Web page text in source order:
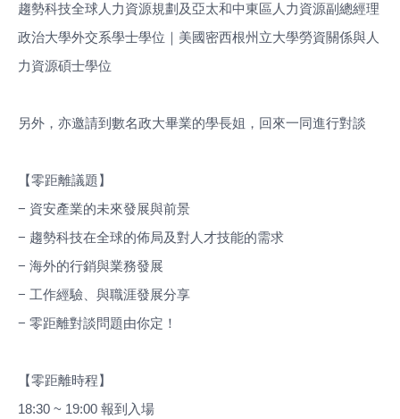
趨勢科技全球人力資源規劃及亞太和中東區人力資源副總經理
政治大學外交系學士學位｜美國密西根州立大學勞資關係與人
力資源碩士學位
另外，亦邀請到數名政大畢業的學長姐，回來一同進行對談
【零距離議題】
− 資安產業的未來發展與前景
− 趨勢科技在全球的佈局及對人才技能的需求
− 海外的行銷與業務發展
− 工作經驗、與職涯發展分享
− 零距離對談問題由你定！
【零距離時程】
18:30 ~ 19:00 報到入場